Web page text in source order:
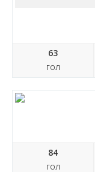
63
ГОЛ
84
ГОЛ